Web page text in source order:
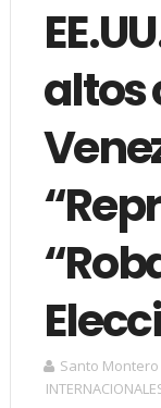
altos
Santo Montero